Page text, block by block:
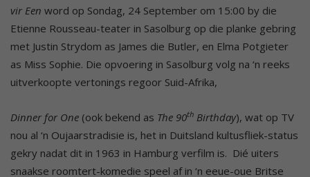
vir Een word op Sondag, 24 September om 15:00 by die
Etienne Rousseau-teater in Sasolburg op die planke gebring
met Justin Strydom as James die Butler, en Elma Potgieter
as Miss Sophie. Die opvoering in Sasolburg volg na ‘n reeks
uitverkoopte vertonings regoor Suid-Afrika,
Dinner for One (ook bekend as The 90th Birthday), wat op TV
nou al ‘n Oujaarstradisie is, het in Duitsland kultusfliek-status
gekry nadat dit in 1963 in Hamburg verfilm is. Dié uiters
snaakse roomtert-komedie speel af in ‘n eeue-oue Britse